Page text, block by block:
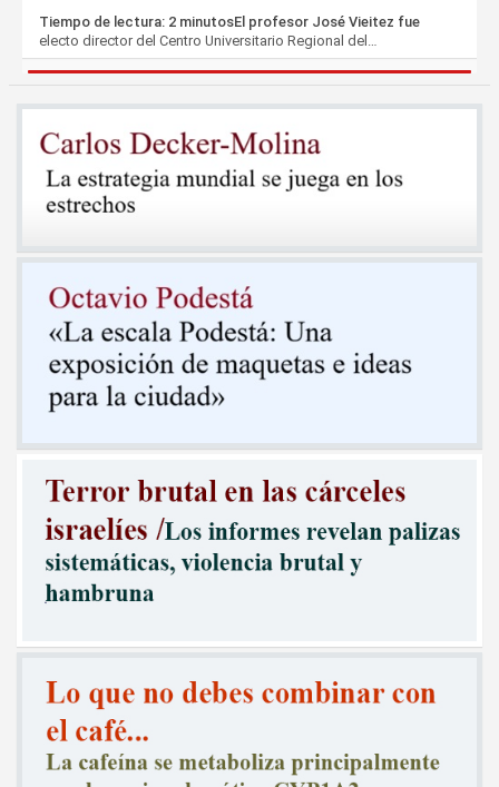
Tiempo de lectura: 2 minutosEl profesor José Vieitez fue
electo director del Centro Universitario Regional del…